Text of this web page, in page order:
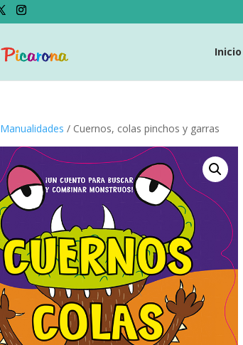
Inicio
Manualidades / Cuernos, colas pinchos y garras